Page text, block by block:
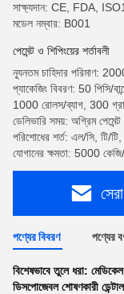
সাক্ষ্যদান: CE, FDA,
মডেল নম্বার: B001
পেমেন্ট ও শিপিংয়ের শর্তাবলী
ন্যূনতম চাহিদার পরিমাণ:
প্যাকেজিং বিবরণ: 50 পিসি/
1000 রোলস/ব্যাগ, 300
ডেলিভারি সময়: অগ্রিম
পরিশোধের শর্ত: এল/সি, টি/টি,
যোগানের ক্ষমতা: 5000
পণ্যের বিবরণ পণ্যের
বিশেষভাবে তুলে ধরা:
ডিসপোজেবল শোষণকারী